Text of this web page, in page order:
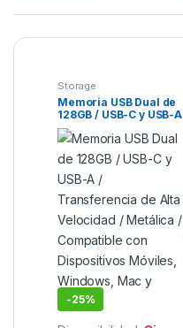
Storage
Memoria USB Dual de
128GB / USB-C y USB-A
/ Transferencia de Alta
Velocidad.
-25%